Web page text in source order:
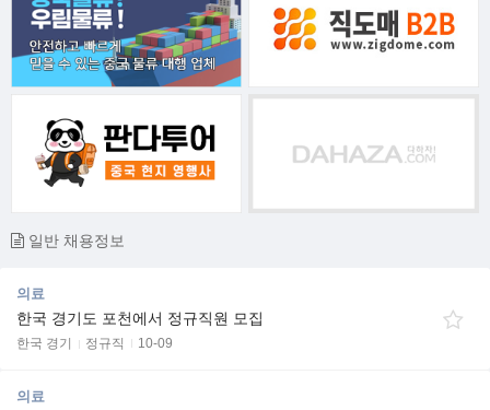
일반 채용정보
의료
한국 경기도 포천에서 정규직원 모집
한국 경기 정규직 10-09
의료